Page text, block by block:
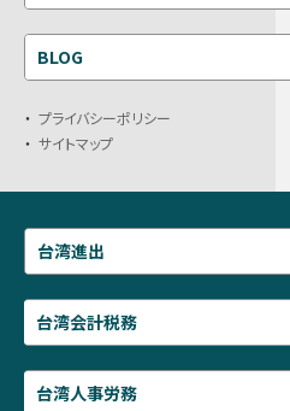
BLOG
プライバシーポリシー
サイトマップ
台湾進出
台湾会計税務
台湾人事労務